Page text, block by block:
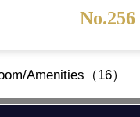
No.256
Amenities（16）